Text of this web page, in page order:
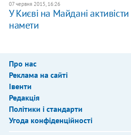
07 червня 2015, 16:26
У Києві на Майдані
намети
Про нас
Реклама на сайті
Івенти
Редакція
Політики і стандарти
Угода конфіденційності